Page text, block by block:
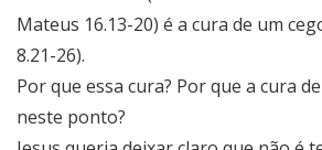
Mateus 16.13-20) é a cura de um
8.21-26).
Por que essa cura? Por que a cura
neste ponto?